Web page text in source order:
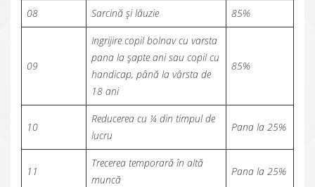
08 Sarcină și lăuzie 85%
09
Ingrijire copil bolnav cu varsta
pana la șapte ani sau copil cu
handicap, până la vârsta de
18 ani
85%
10
Reducerea cu ¼ din timpul de
lucru
Pana la 25%
11
Trecerea temporară în altă
muncă
Pana la 25%